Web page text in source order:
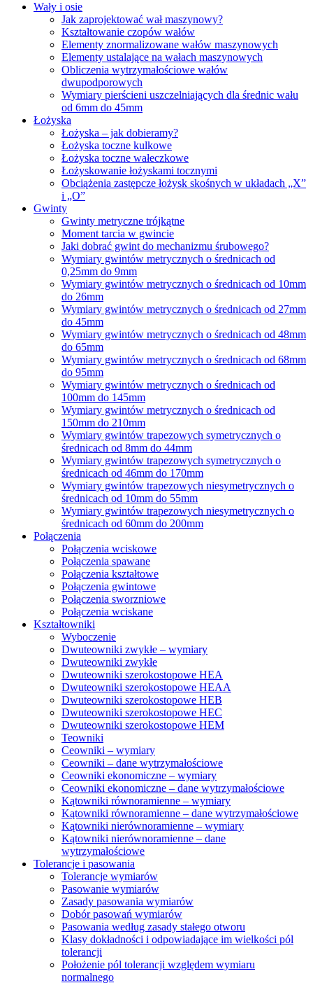
Wały i osie
Jak zaprojektować wał maszynowy?
Kształtowanie czopów wałów
Elementy znormalizowane wałów maszynowych
Elementy ustalające na wałach maszynowych
Obliczenia wytrzymałościowe wałów
dwupodporowych
Wymiary pierścieni uszczelniających dla średnic wału
od 6mm do 45mm
Łożyska
Łożyska – jak dobieramy?
Łożyska toczne kulkowe
Łożyska toczne wałeczkowe
Łożyskowanie łożyskami tocznymi
Obciążenia zastępcze łożysk skośnych w układach „X”
i „O”
Gwinty
Gwinty metryczne trójkątne
Moment tarcia w gwincie
Jaki dobrać gwint do mechanizmu śrubowego?
Wymiary gwintów metrycznych o średnicach od
0,25mm do 9mm
Wymiary gwintów metrycznych o średnicach od 10mm
do 26mm
Wymiary gwintów metrycznych o średnicach od 27mm
do 45mm
Wymiary gwintów metrycznych o średnicach od 48mm
do 65mm
Wymiary gwintów metrycznych o średnicach od 68mm
do 95mm
Wymiary gwintów metrycznych o średnicach od
100mm do 145mm
Wymiary gwintów metrycznych o średnicach od
150mm do 210mm
Wymiary gwintów trapezowych symetrycznych o
średnicach od 8mm do 44mm
Wymiary gwintów trapezowych symetrycznych o
średnicach od 46mm do 170mm
Wymiary gwintów trapezowych niesymetrycznych o
średnicach od 10mm do 55mm
Wymiary gwintów trapezowych niesymetrycznych o
średnicach od 60mm do 200mm
Połączenia
Połączenia wciskowe
Połączenia spawane
Połączenia kształtowe
Połączenia gwintowe
Połączenia sworzniowe
Połączenia wciskane
Kształtowniki
Wyboczenie
Dwuteowniki zwykłe – wymiary
Dwuteowniki zwykłe
Dwuteowniki szerokostopowe HEA
Dwuteowniki szerokostopowe HEAA
Dwuteowniki szerokostopowe HEB
Dwuteowniki szerokostopowe HEC
Dwuteowniki szerokostopowe HEM
Teowniki
Ceowniki – wymiary
Ceowniki – dane wytrzymałościowe
Ceowniki ekonomiczne – wymiary
Ceowniki ekonomiczne – dane wytrzymałościowe
Kątowniki równoramienne – wymiary
Kątowniki równoramienne – dane wytrzymałościowe
Kątowniki nierównoramienne – wymiary
Kątowniki nierównoramienne – dane
wytrzymałościowe
Tolerancje i pasowania
Tolerancje wymiarów
Pasowanie wymiarów
Zasady pasowania wymiarów
Dobór pasowań wymiarów
Pasowania według zasady stałego otworu
Klasy dokładności i odpowiadające im wielkości pól
tolerancji
Położenie pól tolerancji względem wymiaru
normalnego